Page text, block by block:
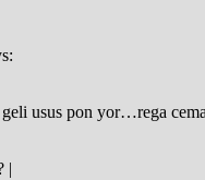
usus pon yor…rega
|